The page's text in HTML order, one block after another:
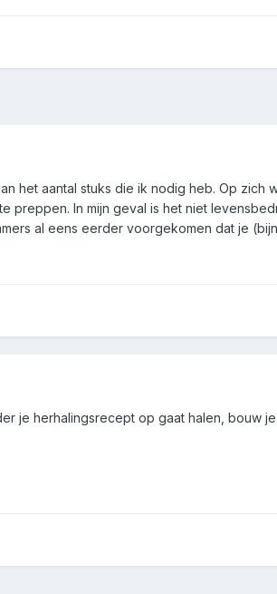
het aantal stuks die ik nodig heb. Op zich
preppen. In mijn geval is het niet
al eens eerder voorgekomen dat je
je herhalingsrecept op gaat halen, bouw je